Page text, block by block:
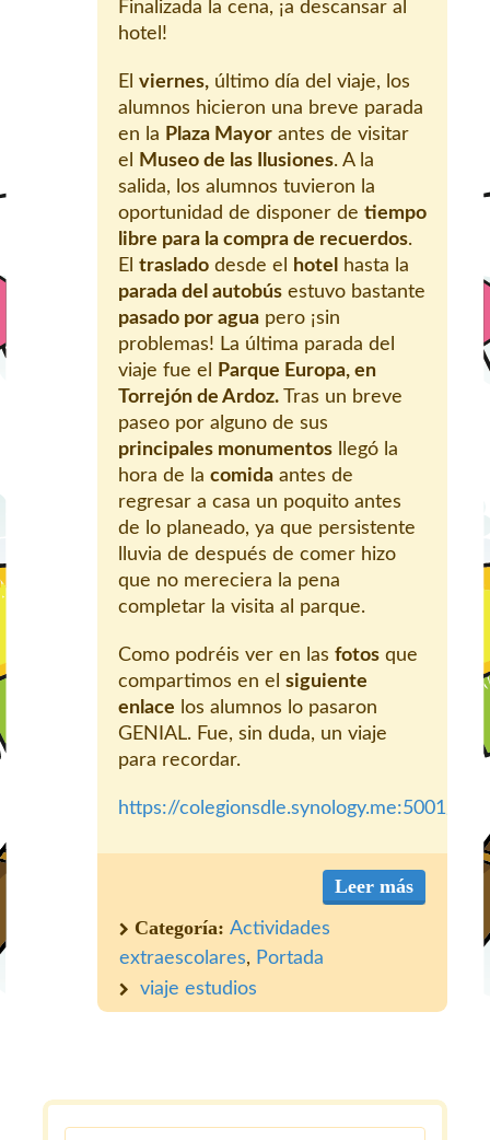
Finalizada la cena, ¡a descansar al
hotel!
El viernes, último día del viaje, los
alumnos hicieron una breve parada
en la Plaza Mayor antes de visitar
el
Museo de las Ilusiones. A la
salida, los alumnos tuvieron la
oportunidad de disponer de tiempo
libre para la compra de recuerdos.
El traslado desde el hotel
hasta la
parada del autobús estuvo bastante
pasado por agua pero ¡sin
problemas! La última parada del
viaje fue el
Parque Europa, en
Torrejón de Ardoz. Tras un breve
paseo por alguno de sus
principales monumentos llegó la
hora de la comida antes de
regresar a casa un poquito antes
de lo planeado, ya que persistente
lluvia de después de comer hizo
que no mereciera la pena
completar la visita al parque.
Como podréis ver en las fotos que
compartimos en el siguiente
enlace los alumnos lo pasaron
GENIAL. Fue, sin duda, un viaje
para recordar.
https://colegionsdle.synology.me:5001/
Leer más
Categoría: Actividades
extraescolares, Portada
viaje estudios